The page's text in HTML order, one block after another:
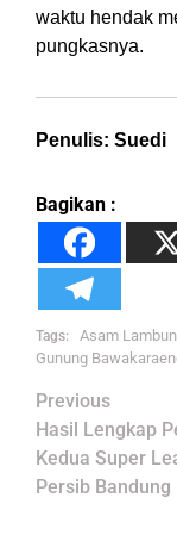
waktu hendak
pungkasnya.
Penulis: Suedi
Bagikan :
Tags: Asam
Gunung
Post
Previous
Hasil Lengkap
Kedua Super
Persib Bandung